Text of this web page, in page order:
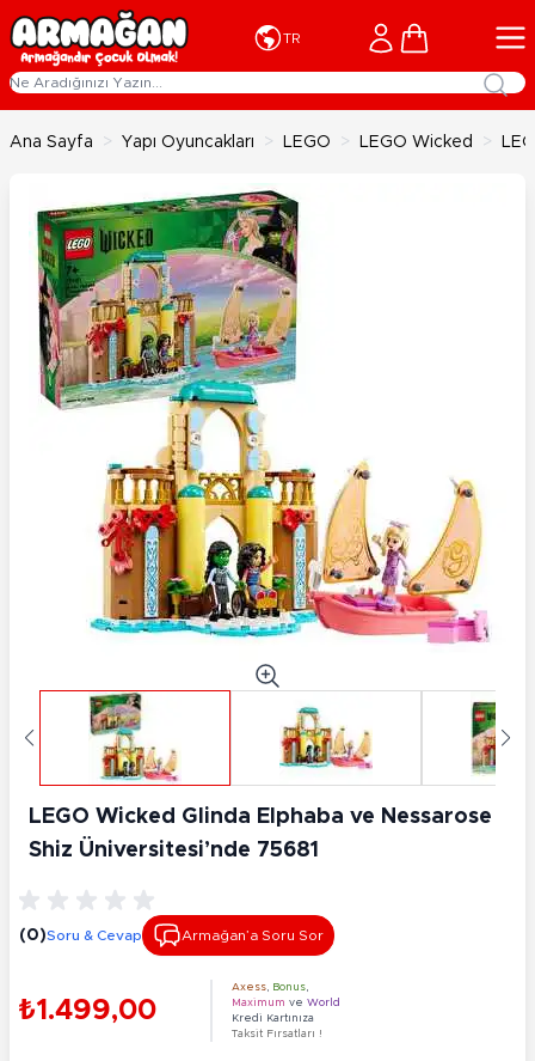
İçeriğe geç
TR Cart
Ana Sayfa > Yapı Oyuncakları > LEGO > LEGO Wicked >
LEGO Wicked Glinda Elphaba ve Nessarose
Shiz Üniversitesi’nde 75681
(0)Soru & Cevap Armağan’a Soru Sor
₺1.499,00
Axess Bonus
Maximum ve World
Kredi Kartınıza
Taksit Fırsatları !